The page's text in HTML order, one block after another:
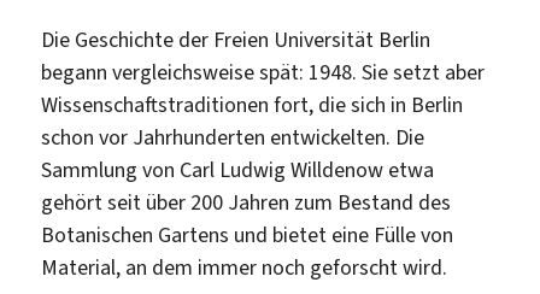
Die Geschichte der Freien Universität Berlin
begann vergleichsweise spät: 1948. Sie setzt aber
Wissenschaftstraditionen fort, die sich in Berlin
schon vor Jahrhunderten entwickelten. Die
Sammlung von Carl Ludwig Willdenow etwa
gehört seit über 200 Jahren zum Bestand des
Botanischen Gartens und bietet eine Fülle von
Material, an dem immer noch geforscht wird.